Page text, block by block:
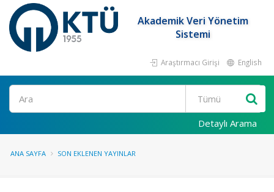
Akademik Veri Yönetim
Sistemi
Araştırmacı Girişi English
Ara
Detaylı Arama
ANA SAYFA SON EKLENEN YAYINLAR